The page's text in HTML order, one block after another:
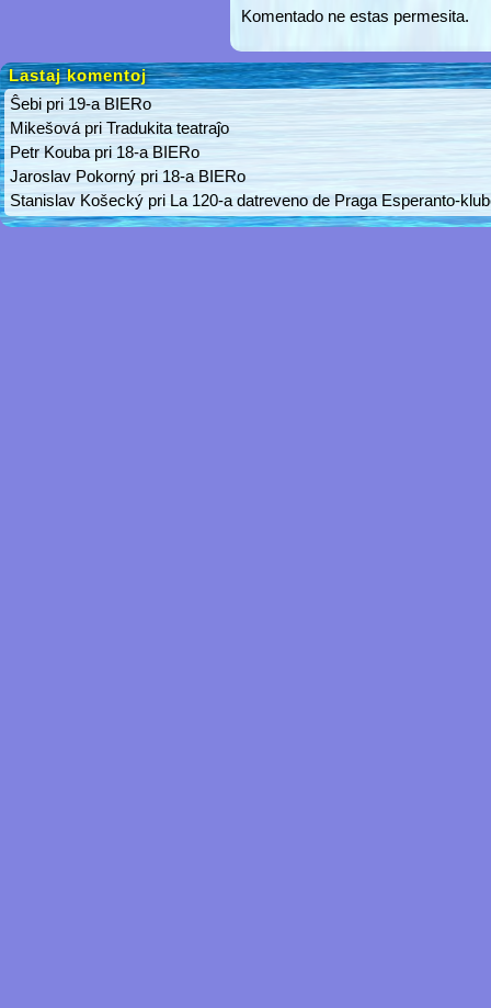
Komentado ne estas permesita.
Lastaj komentoj
Ŝebi pri 19-a BIERo
Mikešová pri Tradukita teatraĵo
Petr Kouba pri 18-a BIERo
Jaroslav Pokorný pri 18-a BIERo
Stanislav Košecký pri La 120-a datreveno de Praga Esperanto-